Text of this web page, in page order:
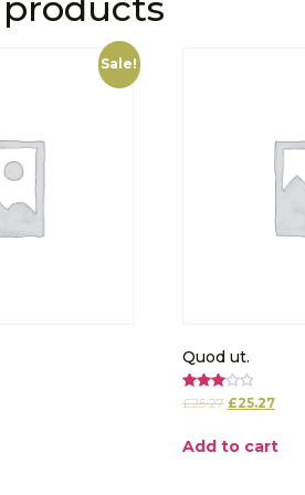
Sale!
Quod ut.
Rated
5
£25.27 £25.27
Add to cart